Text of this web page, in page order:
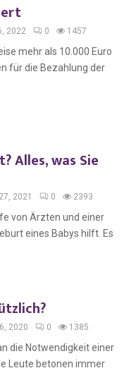
2022 0 1457
mehr als 10.000 Euro
für die Bezahlung der
Alles, was Sie
2021 0 2393
von Ärzten und einer
eines Babys hilft. Es
2020 0 1385
die Notwendigkeit einer
Leute betonen immer